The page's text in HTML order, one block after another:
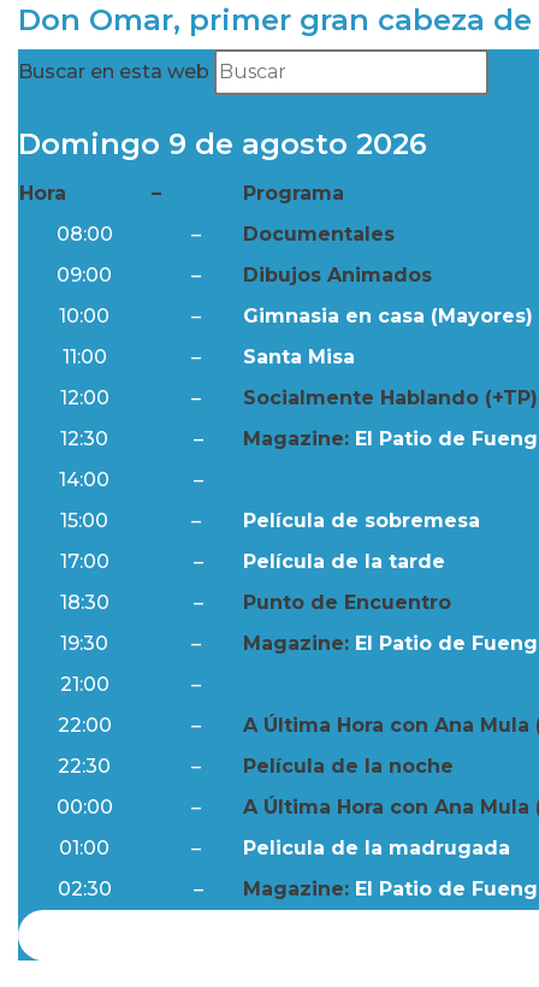
Don Omar, primer gran cabeza
Buscar en esta web
Domingo 9 de agosto 2026
Hora –
Programa
08:00
–
Documentales
09:00
–
Dibujos Animados
10:00
–
Gimnasia en casa (Mayores)
11:00
–
Santa Misa
12:00
–
Socialmente Hablando (+TP)
12:30
– Magazine: El Patio de
14:00
–
15:00
–
Película de sobremesa
17:00
–
Película de la tarde
18:30
–
Punto de Encuentro
19:30
– Magazine: El Patio de
21:00
–
22:00
–
A Última Hora con Ana Mula
22:30
–
Película de la noche
00:00
–
A Última Hora con Ana Mula
01:00
–
Pelicula de la madrugada
02:30
– Magazine: El Patio de